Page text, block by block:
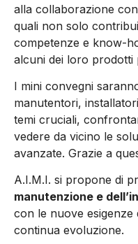
alla collaborazione
quali non solo
competenze e know-
alcuni dei loro prodotti
I mini convegni
manutentori,
temi cruciali,
vedere da vicino le
avanzate. Grazie a
A.I.M.I. si propone di
manutenzione e
con le nuove
continua evoluzione.